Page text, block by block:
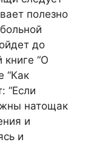
полезно
до
книге “О
“Как
“Если
натощак
и
и